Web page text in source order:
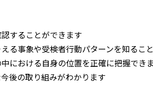
することができます
る事象や受検者行動パターンを知るこ
における自身の位置を正確に把握でき
後の取り組みがわかります